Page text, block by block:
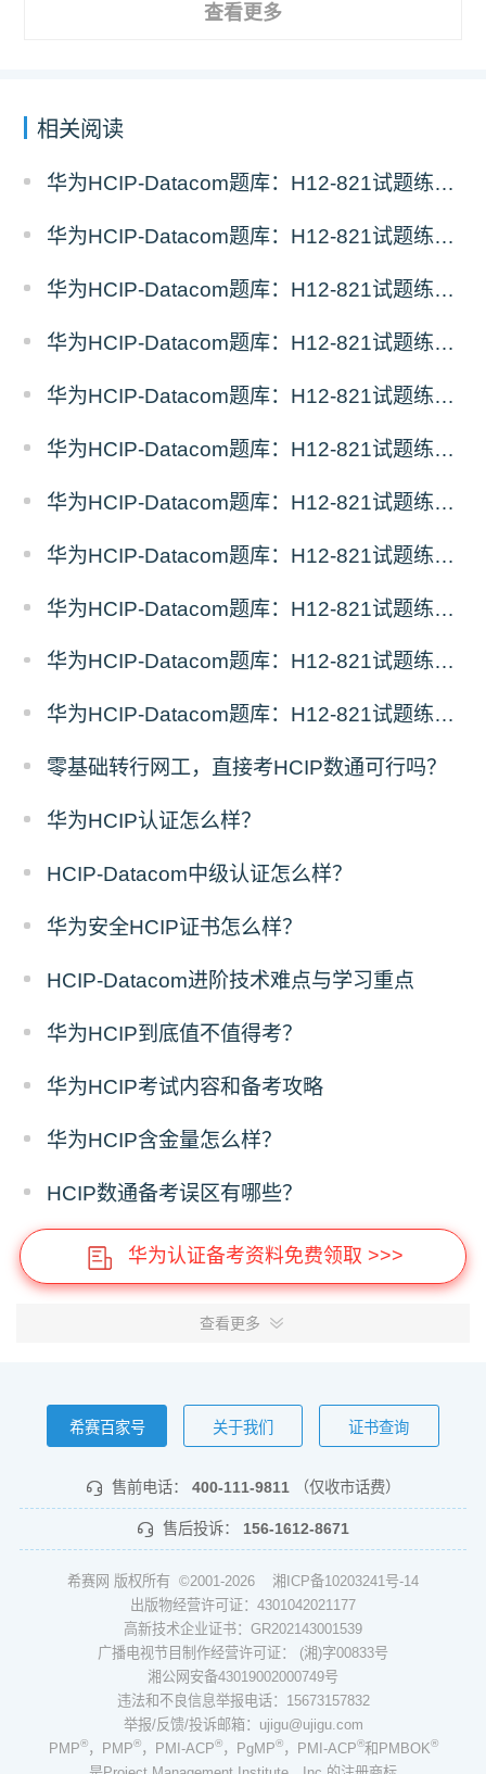
查看更多
相关阅读
华为HCIP-Datacom题库：H12-821试题练习（11）
华为HCIP-Datacom题库：H12-821试题练习（10）
华为HCIP-Datacom题库：H12-821试题练习（9）
华为HCIP-Datacom题库：H12-821试题练习（8）
华为HCIP-Datacom题库：H12-821试题练习（7）
华为HCIP-Datacom题库：H12-821试题练习（6）
华为HCIP-Datacom题库：H12-821试题练习（5）
华为HCIP-Datacom题库：H12-821试题练习（4）
华为HCIP-Datacom题库：H12-821试题练习（3）
华为HCIP-Datacom题库：H12-821试题练习（2）
华为HCIP-Datacom题库：H12-821试题练习（1）
零基础转行网工，直接考HCIP数通可行吗？
华为HCIP认证怎么样？
HCIP-Datacom中级认证怎么样？
华为安全HCIP证书怎么样？
HCIP-Datacom进阶技术难点与学习重点
华为HCIP到底值不值得考？
华为HCIP考试内容和备考攻略
华为HCIP含金量怎么样？
HCIP数通备考误区有哪些？
华为认证备考资料免费领取 >>>
查看更多
希赛百家号 关于我们 证书查询
售前电话： 400-111-9811 （仅收市话费）
售后投诉： 156-1612-8671
希赛网 版权所有 ©2001-2026 湘ICP备10203241号-14
出版物经营许可证：4301042021177
高新技术企业证书：GR202143001539
广播电视节目制作经营许可证： (湘)字00833号
湘公网安备43019002000749号
违法和不良信息举报电话：15673157832
举报/反馈/投诉邮箱：ujigu@ujigu.com
PMP®，PMP®，PMI-ACP®，PgMP®，PMI-ACP®和PMBOK®